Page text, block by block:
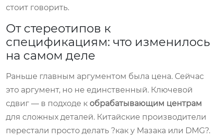
стоит говорить.
От стереотипов к
спецификациям: что изменилось
на самом деле
Раньше главным аргументом была цена. Сейчас
это аргумент, но не единственный. Ключевой
сдвиг — в подходе к обрабатывающим центрам
для сложных деталей. Китайские производители
перестали просто делать ?как у Мазака или DMG?.